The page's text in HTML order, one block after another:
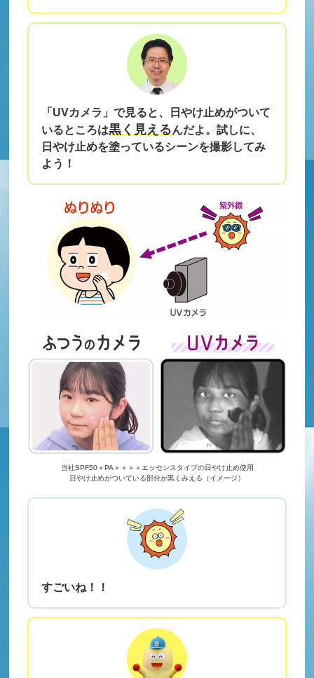
「UVカメラ」で見ると、日やけ止めがついて
いるところは黒く見えるんだよ。試しに、
日やけ止めを塗っているシーンを撮影してみ
よう！
当社SPF50＋PA＋＋＋＋エッセンスタイプの日やけ止め使用
日やけ止めがついている部分が黒くみえる（イメージ）
すごいね！！